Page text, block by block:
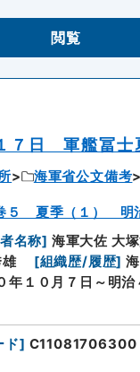
閲覧
７日 軍艦冨士
海軍省公文備考
５ 夏季（１） 明
名称] 海軍大佐 大
雄
[組織歴/履歴]
年１０月７日～明治
ド] C11081706300